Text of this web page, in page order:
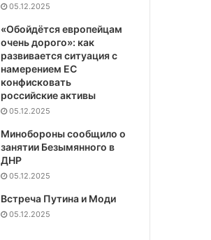
05.12.2025
«Обойдётся европейцам
очень дорого»: как
развивается ситуация с
намерением ЕС
конфисковать
российские активы
05.12.2025
Минобороны сообщило о
занятии Безымянного в
ДНР
05.12.2025
Встреча Путина и Моди
05.12.2025